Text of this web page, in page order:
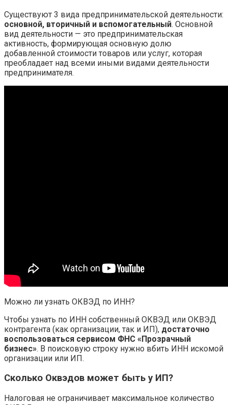
Существуют 3 вида предпринимательской деятельности:
основной, вторичный и вспомогательный. Основной
вид деятельности — это предпринимательская
активность, формирующая основную долю
добавленной стоимости товаров или услуг, которая
преобладает над всеми иными видами деятельности
предпринимателя.
Можно ли узнать ОКВЭД по ИНН?
Чтобы узнать по ИНН собственный ОКВЭД или ОКВЭД
контрагента (как организации, так и ИП), достаточно
воспользоваться сервисом ФНС «Прозрачный
бизнес». В поисковую строку нужно вбить ИНН искомой
организации или ИП.
Сколько Оквэдов может быть у ИП?
Налоговая не ограничивает максимальное количество